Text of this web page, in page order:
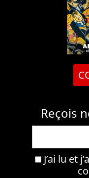
Reçois
J’ai lu et